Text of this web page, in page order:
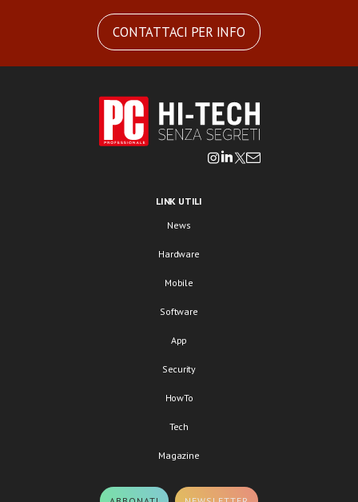
CONTATTACI PER INFO
LINK UTILI
News
Hardware
Mobile
Software
App
Security
HowTo
Tech
Magazine